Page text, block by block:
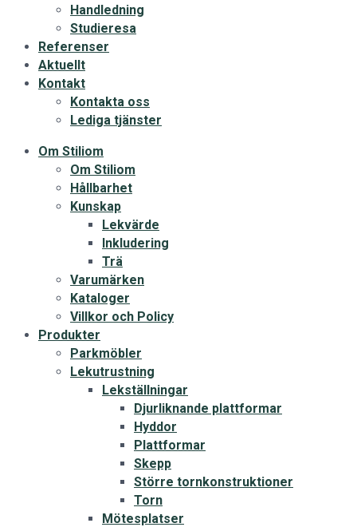
Handledning
Studieresa
Referenser
Aktuellt
Kontakt
Kontakta oss
Lediga tjänster
Om Stiliom
Om Stiliom
Hållbarhet
Kunskap
Lekvärde
Inkludering
Trä
Varumärken
Kataloger
Villkor och Policy
Produkter
Parkmöbler
Lekutrustning
Lekställningar
Djurliknande plattformar
Hyddor
Plattformar
Skepp
Större tornkonstruktioner
Torn
Mötesplatser